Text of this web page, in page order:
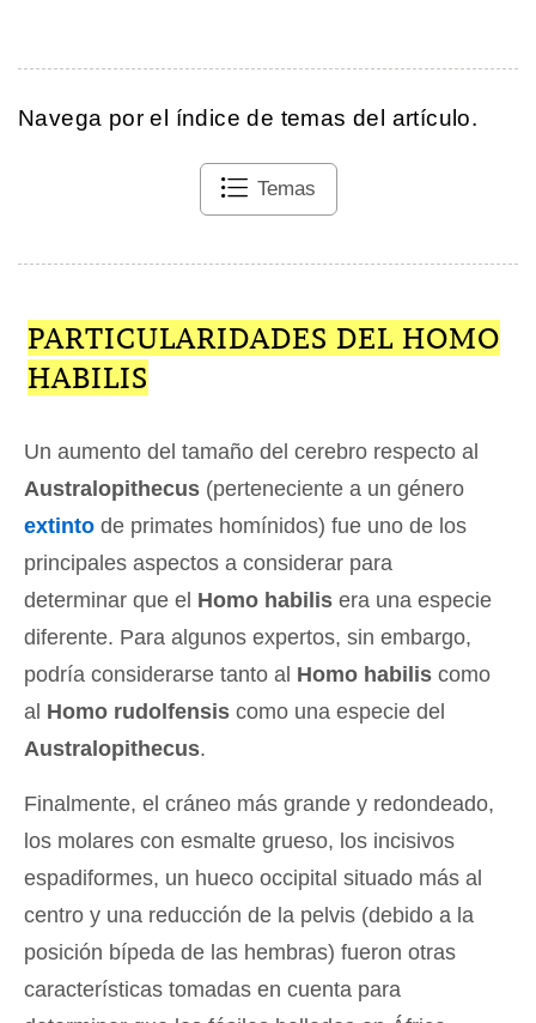
Navega por el índice de temas del artículo.
Temas
PARTICULARIDADES DEL HOMO
HABILIS
Un aumento del tamaño del cerebro respecto al
Australopithecus (perteneciente a un género
extinto de primates homínidos) fue uno de los
principales aspectos a considerar para
determinar que el Homo habilis era una especie
diferente. Para algunos expertos, sin embargo,
podría considerarse tanto al Homo habilis como
al Homo rudolfensis como una especie del
Australopithecus.
Finalmente, el cráneo más grande y redondeado,
los molares con esmalte grueso, los incisivos
espadiformes, un hueco occipital situado más al
centro y una reducción de la pelvis (debido a la
posición bípeda de las hembras) fueron otras
características tomadas en cuenta para